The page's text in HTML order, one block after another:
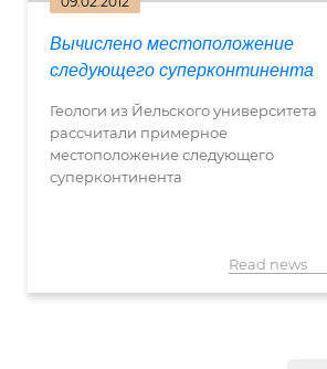
Вычислено местоположение
следующего суперконтинента
Геологи из Йельского университета
рассчитали примерное
местоположение следующего
суперконтинента
Read news